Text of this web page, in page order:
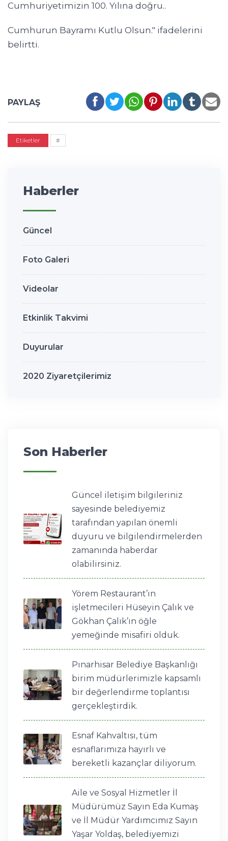
Cumhuriyetimizin 100. Yılına doğru..
Cumhurun Bayramı Kutlu Olsun." ifadelerini
belirtti.
PAYLAŞ
Etiketler #
Haberler
Güncel
Foto Galeri
Videolar
Etkinlik Takvimi
Duyurular
2020 Ziyaretçilerimiz
Son Haberler
Güncel iletişim bilgileriniz
sayesinde belediyemiz
tarafından yapılan önemli
duyuru ve bilgilendirmelerden
zamanında haberdar
olabilirsiniz.
Yörem Restaurant’ın
işletmecileri Hüseyin Çalık ve
Gökhan Çalık’ın öğle
yemeğinde misafiri olduk.
Pınarhisar Belediye Başkanlığı
birim müdürlerimizle kapsamlı
bir değerlendirme toplantısı
gerçekleştirdik.
Esnaf Kahvaltısı, tüm
esnaflarımıza hayırlı ve
bereketli kazançlar diliyorum.
Aile ve Sosyal Hizmetler İl
Müdürümüz Sayın Eda Kumaş
ve İl Müdür Yardımcımız Sayın
Yaşar Yoldaş, belediyemizi